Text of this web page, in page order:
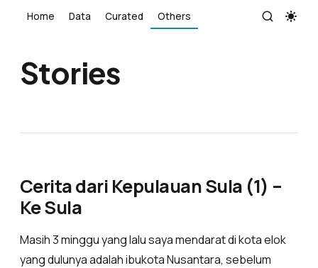
Home Data Curated Others
Stories
Cerita dari Kepulauan Sula (1) –
Ke Sula
Masih 3 minggu yang lalu saya mendarat di kota elok
yang dulunya adalah ibukota Nusantara, sebelum